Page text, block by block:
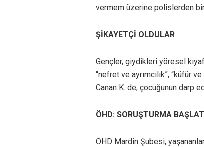
vermem üzerine polislerden
ŞİKAYETÇİ OLDULAR
Gençler, giydikleri yöresel
“nefret ve ayrımcılık”, “küfür
Canan K. de, çocuğunun darp
ÖHD: SORUŞTURMA
ÖHD Mardin Şubesi,